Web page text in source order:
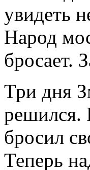
увидеть
Народ
бросает.
Три дня
решился.
бросил
Теперь